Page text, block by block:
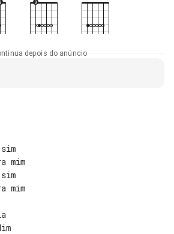
depois do anúncio
mim
mim